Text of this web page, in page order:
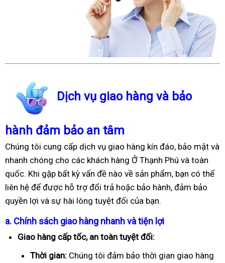
Dịch vụ giao hàng và bảo
hành đảm bảo an tâm
Chúng tôi cung cấp dịch vụ giao hàng kín đáo, bảo mật và
nhanh chóng cho các khách hàng Ở Thạnh Phú và toàn
quốc. Khi gặp bất kỳ vấn đề nào về sản phẩm, bạn có thể
liên hệ để được hỗ trợ đổi trả hoặc bảo hành, đảm bảo
quyền lợi và sự hài lòng tuyệt đối của bạn.
a. Chính sách giao hàng nhanh và tiện lợi
Giao hàng cấp tốc, an toàn tuyệt đối:
Thời gian: Chúng tôi đảm bảo thời gian giao hàng